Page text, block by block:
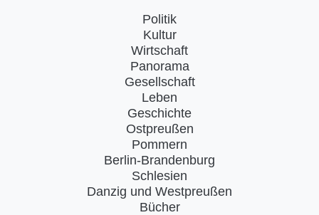
Politik
Kultur
Wirtschaft
Panorama
Gesellschaft
Leben
Geschichte
Ostpreußen
Pommern
Berlin-Brandenburg
Schlesien
Danzig und Westpreußen
Bücher